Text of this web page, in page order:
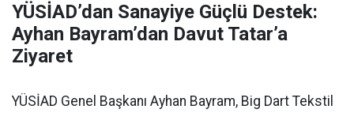
YÜSİAD’dan Sanayiye Güçlü Destek:
Ayhan Bayram’dan Davut Tatar’a
Ziyaret
YÜSİAD Genel Başkanı Ayhan Bayram, Big Dart Tekstil